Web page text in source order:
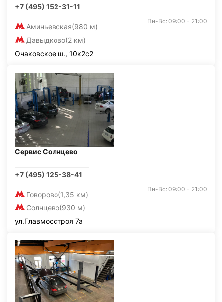
+7 (495) 152-31-11
Аминьевская(980 м)
Давыдково(2 км)
Пн-Вс: 09:00 - 21:00
Очаковское ш., 10к2с2
Сервис Солнцево
+7 (495) 125-38-41
Говорово(1,35 км)
Солнцево(930 м)
Пн-Вс: 09:00 - 21:00
ул.Главмосстроя 7а